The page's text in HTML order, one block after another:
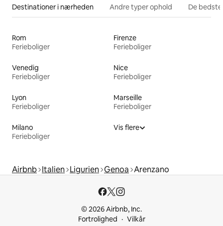
Destinationer i nærheden Andre typer ophold De
Rom
Ferieboliger
Firenze
Ferieboliger
Venedig
Ferieboliger
Nice
Ferieboliger
Lyon
Ferieboliger
Marseille
Ferieboliger
Milano
Ferieboliger
Vis flere
Airbnb Italien Ligurien Genoa Arenzano
© 2026 Airbnb, Inc.
Fortrolighed
Vilkår